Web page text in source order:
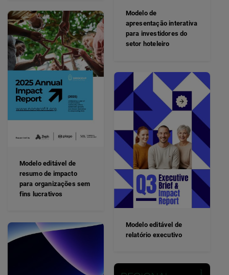
Modelo de
apresentação interativa
para investidores do
setor hoteleiro
Modelo editável de
resumo de impacto
para organizações sem
fins lucrativos
Modelo editável de
relatório executivo